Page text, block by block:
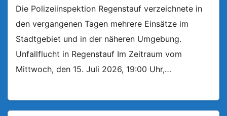
Die Polizeiinspektion Regenstauf verzeichnete in
den vergangenen Tagen mehrere Einsätze im
Stadtgebiet und in der näheren Umgebung.
Unfallflucht in Regenstauf Im Zeitraum vom
Mittwoch, den 15. Juli 2026, 19:00 Uhr,…